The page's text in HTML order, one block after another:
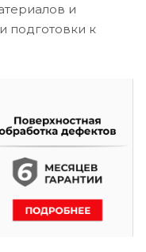
и
подготовки к